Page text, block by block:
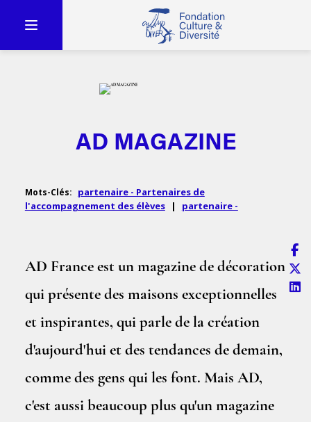
AD MAGAZINE
Mots-Clés:
partenaire - Partenaires de
l'accompagnement des élèves
| partenaire -
AD France est un magazine de décoration
qui présente des maisons exceptionnelles
et inspirantes, qui parle de la création
d'aujourd'hui et des tendances de demain,
comme des gens qui les font. Mais AD,
c'est aussi beaucoup plus qu'un magazine